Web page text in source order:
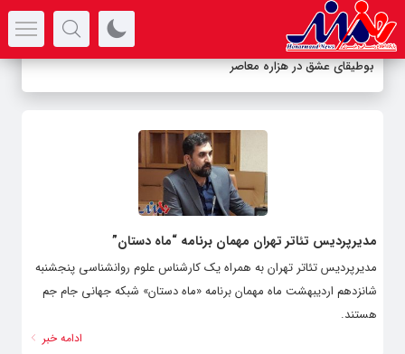
بوطیقای عشق در هزاره معاصر
مدیرپردیس تئاتر تهران مهمان برنامه “ماه دستان”
مدیرپردیس تئاتر تهران به همراه یک کارشناس علوم روانشناسی پنجشنبه
شانزدهم اردیبهشت ماه مهمان برنامه «ماه دستان» شبکه جهانی جام جم
هستند.
ادامه خبر